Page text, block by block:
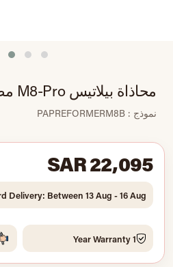
محاذاة بيلاتيس M8-Pro مصلح القيقب بيلاتيس
نموذج : PAPREFORMERM8B
SAR 22,095
Delivery: Between 13 Aug - 16 Aug
1 Year Warranty